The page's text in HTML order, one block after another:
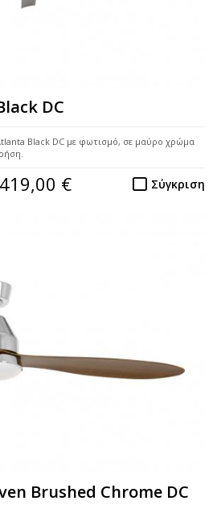
DC
Black DC με φωτισμό, σε μαύρο χρώμα
Σύγκριση
419,00 €
Brushed Chrome DC